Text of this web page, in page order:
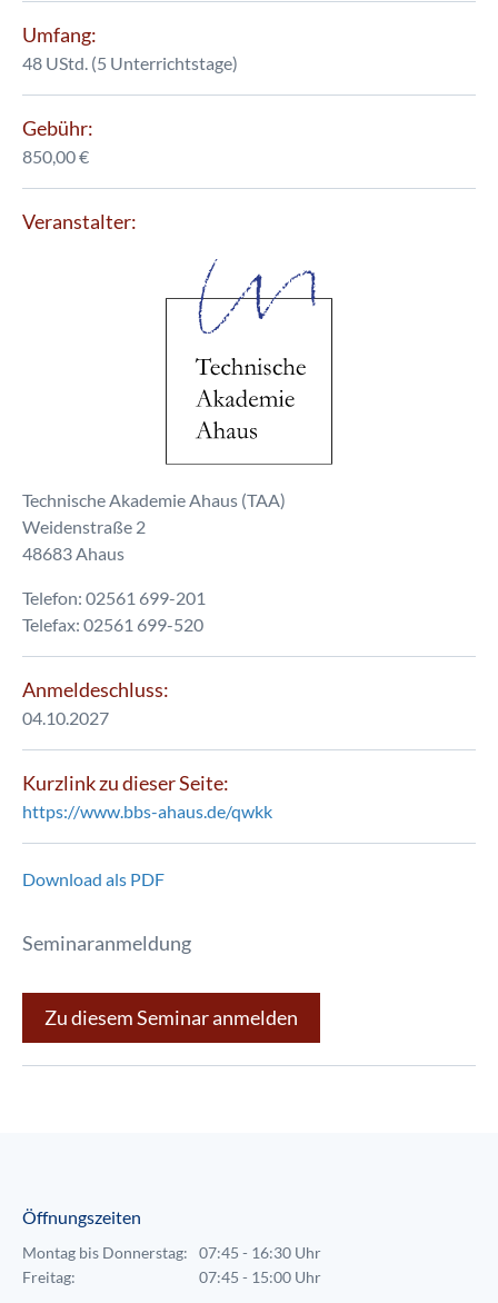
Umfang:
48 UStd. (5 Unterrichtstage)
Gebühr:
850,00 €
Veranstalter:
Technische Akademie Ahaus (TAA)
Weidenstraße 2
48683 Ahaus
Telefon: 02561 699-201
Telefax: 02561 699-520
Anmeldeschluss:
04.10.2027
Kurzlink zu dieser Seite:
https://www.bbs-ahaus.de/qwkk
Download als PDF
Seminaranmeldung
Zu diesem Seminar anmelden
Öffnungszeiten
Montag bis Donnerstag:
07:45 - 16:30 Uhr
Freitag:
07:45 - 15:00 Uhr